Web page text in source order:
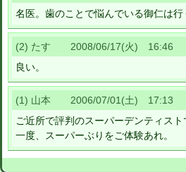
名医。歯のことで悩んでいる御仁は行
(2) たす 2008/06/17(火) 16:46
良い。
(1) 山本 2006/07/01(土) 17:13
ご近所で評判のスーパーデンティスト
一度、スーパーぶりをご体験あれ。